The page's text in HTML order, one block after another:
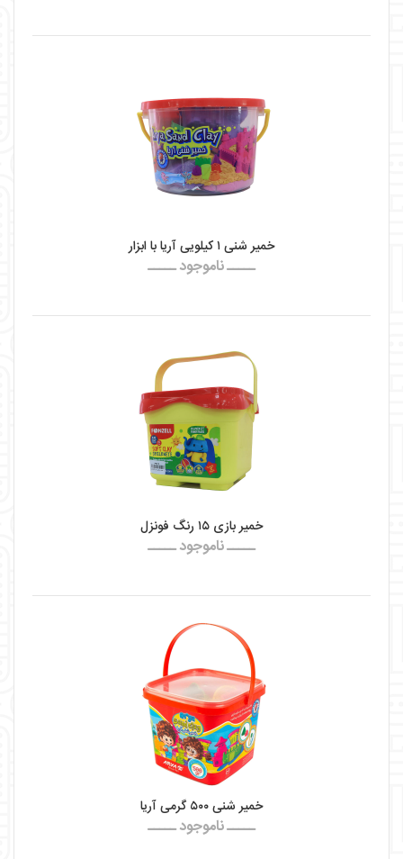
خمیر شنی ۱ کیلویی آریا با ابزار
ـــــ ناموجود ـــــ
خمیر بازی ۱۵ رنگ فونزل
ـــــ ناموجود ـــــ
خمیر شنی ۵۰۰ گرمی آریا
ـــــ ناموجود ـــــ